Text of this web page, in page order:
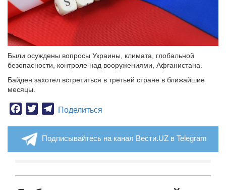
Были осуждены вопросы Украины, климата, глобальной
безопасности, контроле над вооружениями, Афганистана.
Байден захотел встретиться в третьей стране в ближайшие
месяцы.
Facebook
TwitterTelegram
Поделиться
Подписывайтесь на канал Вести.UZ в Telegram